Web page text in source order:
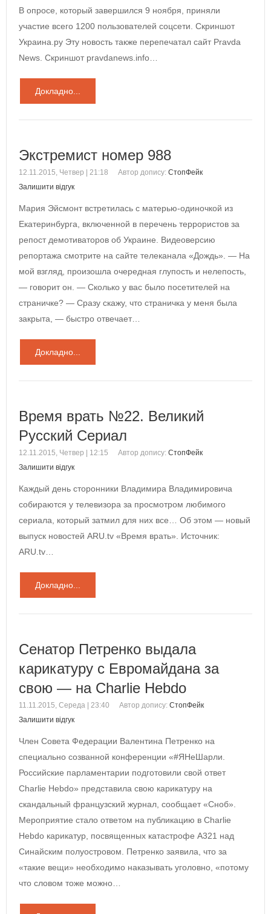
В опросе, который завершился 9 ноября, приняли
участие всего 1200 пользователей соцсети. Скриншот
Украина.ру Эту новость также перепечатал сайт Pravda
News. Скриншот pravdanews.info…
Докладно...
Экстремист номер 988
12.11.2015, Четвер | 21:18 Автор допису: СтопФейк
Залишити відгук
Мария Эйсмонт встретилась с матерью-одиночкой из
Екатеринбурга, включенной в перечень террористов за
репост демотиваторов об Украине. Видеоверсию
репортажа смотрите на сайте телеканала «Дождь». — На
мой взгляд, произошла очередная глупость и нелепость,
— говорит он. — Сколько у вас было посетителей на
страничке? — Сразу скажу, что страничка у меня была
закрыта, — быстро отвечает…
Докладно...
Время врать №22. Великий
Русский Сериал
12.11.2015, Четвер | 12:15 Автор допису: СтопФейк
Залишити відгук
Каждый день сторонники Владимира Владимировича
собираются у телевизора за просмотром любимого
сериала, который затмил для них все… Об этом — новый
выпуск новостей ARU.tv «Время врать». Источник:
ARU.tv…
Докладно...
Сенатор Петренко выдала
карикатуру с Евромайдана за
свою — на Charlie Hebdo
11.11.2015, Середа | 23:40 Автор допису: СтопФейк
Залишити відгук
Член Совета Федерации Валентина Петренко на
специально созванной конференции «#ЯНеШарли.
Российские парламентарии подготовили свой ответ
Charlie Hebdo» представила свою карикатуру на
скандальный французский журнал, сообщает «Сноб».
Мероприятие стало ответом на публикацию в Charlie
Hebdo карикатур, посвященных катастрофе A321 над
Синайским полуостровом. Петренко заявила, что за
«такие вещи» необходимо наказывать уголовно, «потому
что словом тоже можно…